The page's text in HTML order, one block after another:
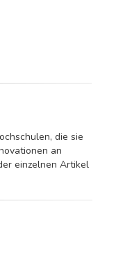
die sie
an
einzelnen Artikel